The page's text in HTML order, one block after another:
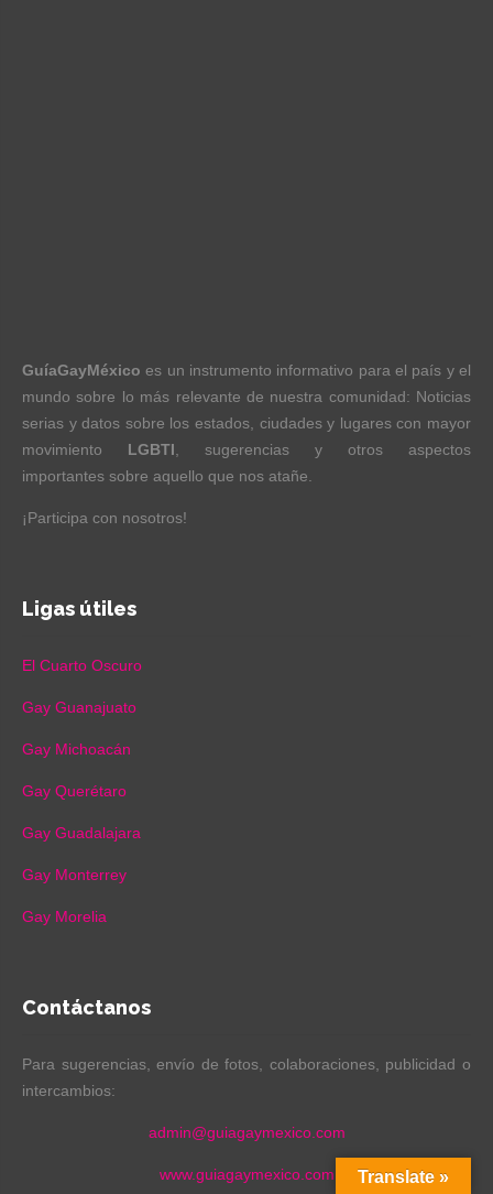
GuíaGayMéxico es un instrumento informativo para el país y el
mundo sobre lo más relevante de nuestra comunidad: Noticias
serias y datos sobre los estados, ciudades y lugares con mayor
movimiento LGBTI , sugerencias y otros aspectos
importantes sobre aquello que nos atañe.
¡Participa con nosotros!
Ligas útiles
El Cuarto Oscuro
Gay Guanajuato
Gay Michoacán
Gay Querétaro
Gay Guadalajara
Gay Monterrey
Gay Morelia
Contáctanos
Para sugerencias, envío de fotos, colaboraciones, publicidad o
intercambios:
admin@guiagaymexico.com
www.guiagaymexico.com Translate »